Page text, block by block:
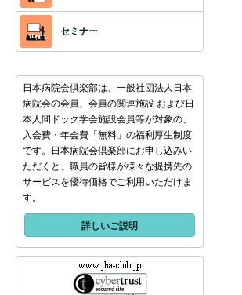
セミナー
日本病院会倶楽部は、一般社団法人日本
病院会の会員、会員の関連施設 および日
本人間ドック学会施設会員等が対象の、
入会費・年会費「無料」の福利厚生制度
です。日本病院会倶楽部にお申し込みい
ただくと、職員の皆様が様々な提携先の
サービスを優待価格でご利用いただけま
す。
詳しいご説明